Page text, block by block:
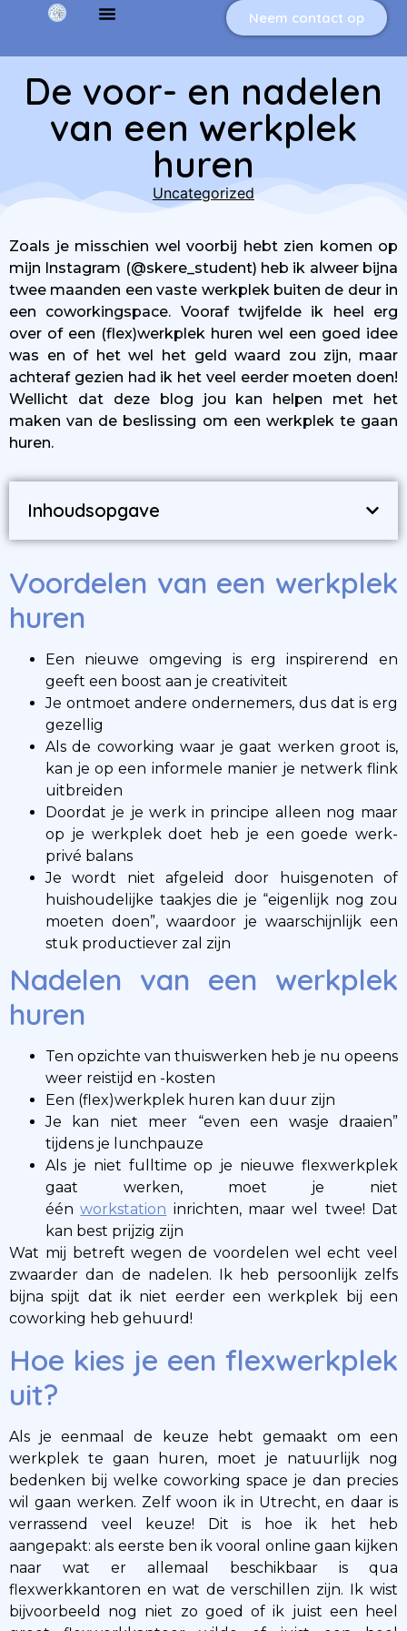
Neem contact op
De voor- en nadelen
van een werkplek
huren
Uncategorized
Zoals je misschien wel voorbij hebt zien komen op
mijn Instagram (@skere_student) heb ik alweer bijna
twee maanden een vaste werkplek buiten de deur in
een coworkingspace. Vooraf twijfelde ik heel erg
over of een (flex)werkplek huren wel een goed idee
was en of het wel het geld waard zou zijn, maar
achteraf gezien had ik het veel eerder moeten doen!
Wellicht dat deze blog jou kan helpen met het
maken van de beslissing om een werkplek te gaan
huren.
Inhoudsopgave
Voordelen van een werkplek
huren
Een nieuwe omgeving is erg inspirerend en
geeft een boost aan je creativiteit
Je ontmoet andere ondernemers, dus dat is erg
gezellig
Als de coworking waar je gaat werken groot is,
kan je op een informele manier je netwerk flink
uitbreiden
Doordat je je werk in principe alleen nog maar
op je werkplek doet heb je een goede werk-
privé balans
Je wordt niet afgeleid door huisgenoten of
huishoudelijke taakjes die je “eigenlijk nog zou
moeten doen”, waardoor je waarschijnlijk een
stuk productiever zal zijn
Nadelen van een werkplek
huren
Ten opzichte van thuiswerken heb je nu opeens
weer reistijd en -kosten
Een (flex)werkplek huren kan duur zijn
Je kan niet meer “even een wasje draaien”
tijdens je lunchpauze
Als je niet fulltime op je nieuwe flexwerkplek
gaat werken, moet je niet
éénworkstation inrichten, maar wel twee! Dat
kan best prijzig zijn
Wat mij betreft wegen de voordelen wel echt veel
zwaarder dan de nadelen. Ik heb persoonlijk zelfs
bijna spijt dat ik niet eerder een werkplek bij een
coworking heb gehuurd!
Hoe kies je een flexwerkplek
uit?
Als je eenmaal de keuze hebt gemaakt om een
werkplek te gaan huren, moet je natuurlijk nog
bedenken bij welke coworking space je dan precies
wil gaan werken. Zelf woon ik in Utrecht, en daar is
verrassend veel keuze! Dit is hoe ik het heb
aangepakt: als eerste ben ik vooral online gaan kijken
naar wat er allemaal beschikbaar is qua
flexwerkkantoren en wat de verschillen zijn. Ik wist
bijvoorbeeld nog niet zo goed of ik juist een heel